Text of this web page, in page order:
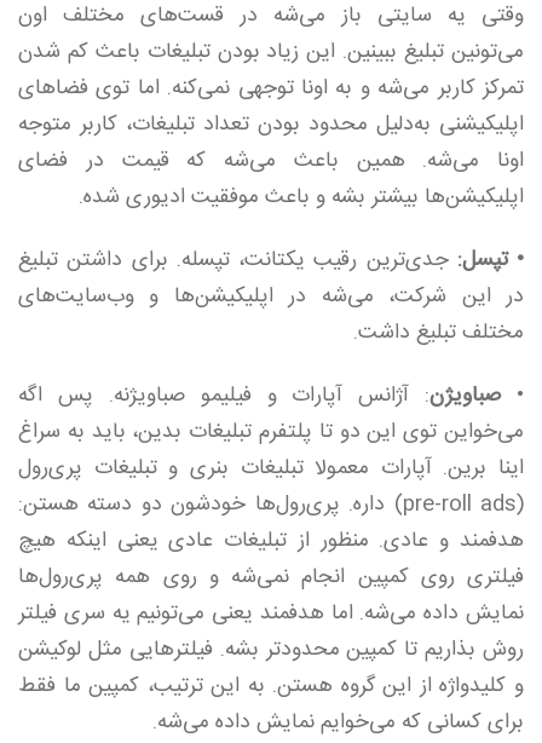
وقتی یه سایتی باز می‌شه در قست‌های مختلف اون
می‌تونین تبلیغ ببینین. این زیاد بودن تبلیغات باعث کم شدن
تمرکز کاربر می‌شه و به اونا توجهی نمی‌کنه. اما توی فضاهای
اپلیکیشنی به‌دلیل محدود بودن تعداد تبلیغات، کاربر متوجه
اونا می‌شه. همین باعث می‌شه که قیمت در فضای
اپلیکیشن‌ها بیشتر بشه و باعث موفقیت ادیوری شده.
• تپسل: جدی‌ترین رقیب یکتانت، تپسله. برای داشتن تبلیغ
در این شرکت، می‌شه در اپلیکیشن‌ها و وب‌سایت‌های
مختلف تبلیغ داشت.
• صباویژن: آژانس آپارات و فیلیمو صباویژنه. پس اگه
می‌خواین توی این دو تا پلتفرم تبلیغات بدین، باید به سراغ
اینا برین. آپارات معمولا تبلیغات بنری و تبلیغات پری‌رول
(pre-roll ads) داره. پری‌رول‌ها خودشون دو دسته هستن:
هدفمند و عادی. منظور از تبلیغات عادی یعنی اینکه هیچ
فیلتری روی کمپین انجام نمی‌شه و روی همه پری‌رول‌ها
نمایش داده می‌شه. اما هدفمند یعنی می‌تونیم یه سری فیلتر
روش بذاریم تا کمپین محدودتر بشه. فیلترهایی مثل لوکیشن
و کلیدواژه از این گروه هستن. به این ترتیب، کمپین ما فقط
برای کسانی که می‌خوایم نمایش داده می‌شه.